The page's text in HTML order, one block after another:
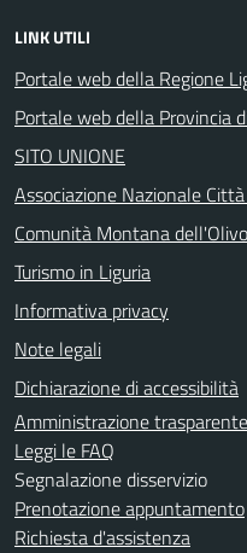
LINK UTILI
Portale web della Regione
Portale web della Provincia
SITO UNIONE
Associazione Nazionale
Comunità Montana dell'Olivo
Turismo in Liguria
Informativa privacy
Note legali
Dichiarazione di accessibilità
Amministrazione trasparente
Leggi le FAQ
Segnalazione disservizio
Prenotazione appuntamento
Richiesta d'assistenza